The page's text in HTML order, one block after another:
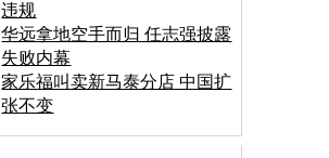
违规
华远拿地空手而归 任志强披露
失败内幕
家乐福叫卖新马泰分店 中国扩
张不变